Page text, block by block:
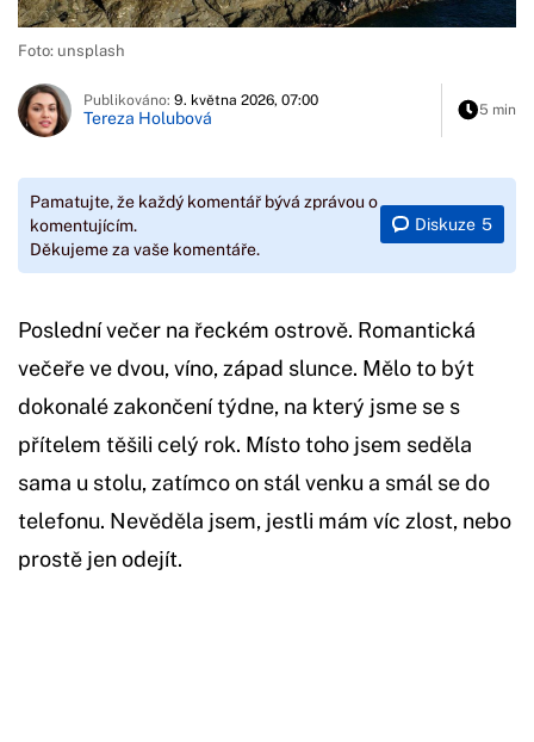
Foto: unsplash
Publikováno: 9. května 2026, 07:00
Tereza Holubová 5 min
Pamatujte, že každý komentář bývá zprávou o
komentujícím.
Děkujeme za vaše komentáře.
Diskuze 5
Poslední večer na řeckém ostrově. Romantická
večeře ve dvou, víno, západ slunce. Mělo to být
dokonalé zakončení týdne, na který jsme se s
přítelem těšili celý rok. Místo toho jsem seděla
sama u stolu, zatímco on stál venku a smál se do
telefonu. Nevěděla jsem, jestli mám víc zlost, nebo
prostě jen odejít.